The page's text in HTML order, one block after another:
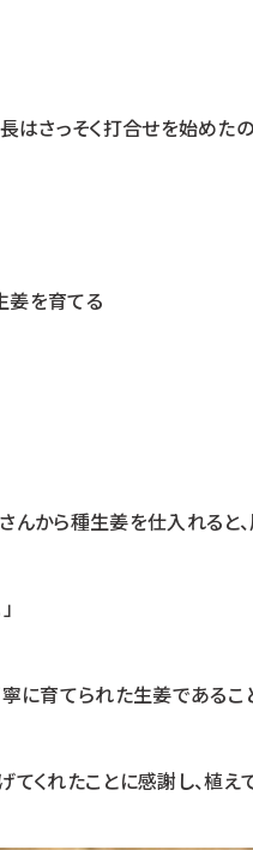
さっそく打合せを始めたの
姜を育てる
から種生姜を仕入れると
に育てられた生姜であるこ
くれたことに感謝し、植え